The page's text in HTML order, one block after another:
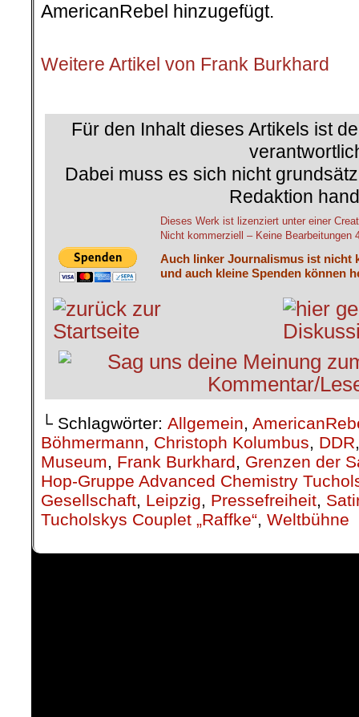
AmericanRebel hinzugefügt.
Weitere Artikel von Frank Burkhard
Für den Inhalt dieses Artikels ist
Dabei muss es sich nicht
Redaktion
Dieses Werk ist lizenziert unter einer
Nicht kommerziell – Keine Bearbeitungen
Auch linker Journalismus ist nicht
und auch kleine Spenden können
└ Schlagwörter: Allgemein,
Böhmermann, Christoph Kolumbus, DDR
Museum, Frank Burkhard, Grenzen der
Hop-Gruppe Advanced Chemistry
Gesellschaft, Leipzig, Pressefreiheit,
Tucholskys Couplet „Raffke“, Weltbühne